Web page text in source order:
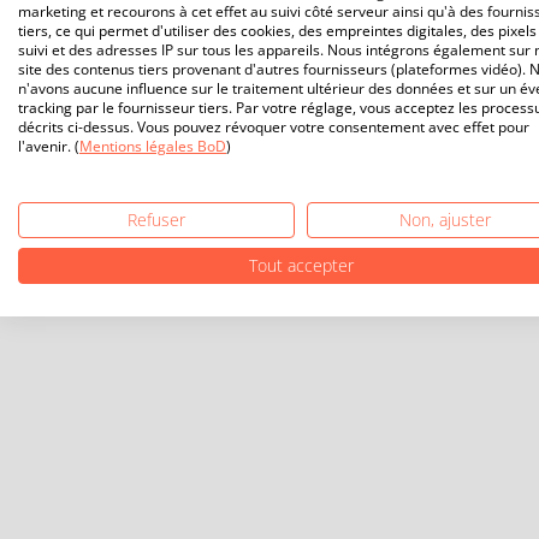
marketing et recourons à cet effet au suivi côté serveur ainsi qu'à des
tiers, ce qui permet d'utiliser des cookies, des empreintes digitales, des
suivi et des adresses IP sur tous les appareils. Nous intégrons également sur
site des contenus tiers provenant d'autres fournisseurs (plateformes vidéo).
n'avons aucune influence sur le traitement ultérieur des données et sur un
tracking par le fournisseur tiers. Par votre réglage, vous acceptez les
décrits ci-dessus. Vous pouvez révoquer votre consentement avec effet pour
l'avenir. (Mentions légales BoD)
Refuser
Non, ajuster
Tout accepter